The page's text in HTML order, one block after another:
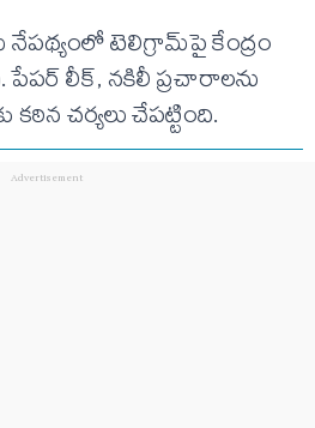
టెలిగ్రామ్‌పై కేంద్రం
పేపర్ లీక్, నకిలీ ప్రచారాలను
కఠిన చర్యలు చేపట్టింది.